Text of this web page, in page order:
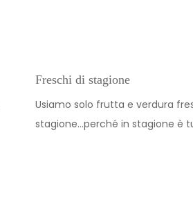
Freschi di stagione
Usiamo solo frutta e verdura
stagione…perché in stagione è